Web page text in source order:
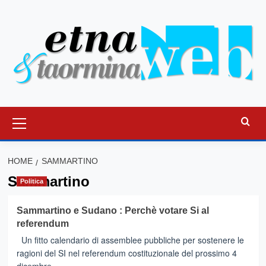
principale
HOME SAMMARTINO
Sammartino
Politica
Sammartino e Sudano : Perchè votare Si al
referendum
Un fitto calendario di assemblee pubbliche per sostenere le
ragioni del SI nel referendum costituzionale del prossimo 4